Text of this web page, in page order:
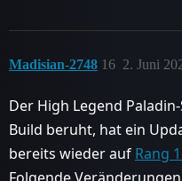
Madisian-2748 2. Juni
16
Der High Legend
Build beruht, hat ein
bereits wieder auf Rang
Folgende